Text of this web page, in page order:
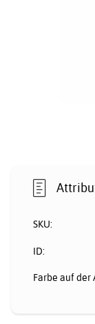
SKU:
ID:
Farbe auf der